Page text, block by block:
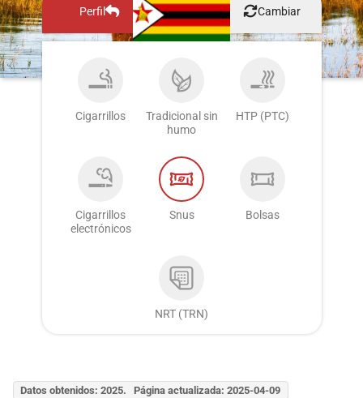
Perfil Cambiar
Cigarrillos
Tradicional sin
humo
HTP (PTC)
Cigarrillos
electrónicos
Snus Bolsas
NRT (TRN)
Datos obtenidos: 2025. Página actualizada: 2025-04-09